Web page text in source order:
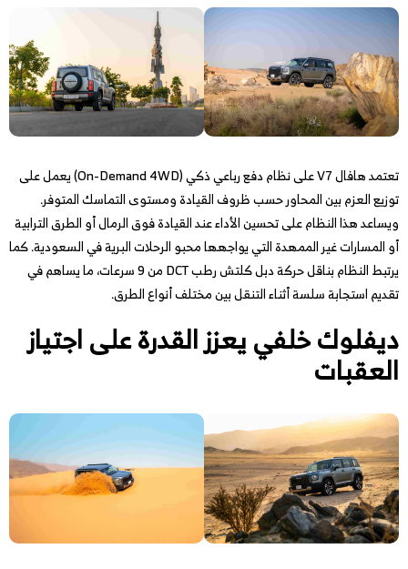
تعتمد هافال V7 على نظام دفع رباعي ذكي (On-Demand 4WD) يعمل على
توزيع العزم بين المحاور حسب ظروف القيادة ومستوى التماسك المتوفر.
ويساعد هذا النظام على تحسين الأداء عند القيادة فوق الرمال أو الطرق الترابية
أو المسارات غير الممهدة التي يواجهها محبو الرحلات البرية في السعودية. كما
يرتبط النظام بناقل حركة دبل كلتش رطب DCT من 9 سرعات، ما يساهم في
تقديم استجابة سلسة أثناء التنقل بين مختلف أنواع الطرق.
ديفلوك خلفي يعزز القدرة على اجتياز
العقبات